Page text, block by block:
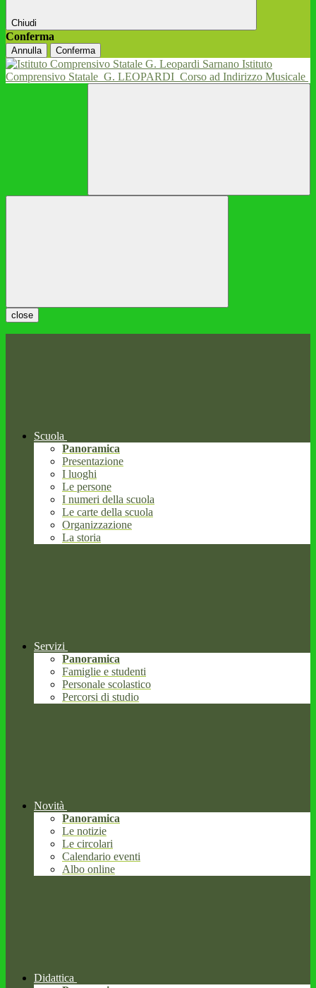
Chiudi
Conferma
Annulla Conferma
Istituto
Comprensivo Statale G. LEOPARDI Corso ad Indirizzo Musicale
close
Scuola
Panoramica
Presentazione
I luoghi
Le persone
I numeri della scuola
Le carte della scuola
Organizzazione
La storia
Servizi
Panoramica
Famiglie e studenti
Personale scolastico
Percorsi di studio
Novità
Panoramica
Le notizie
Le circolari
Calendario eventi
Albo online
Didattica